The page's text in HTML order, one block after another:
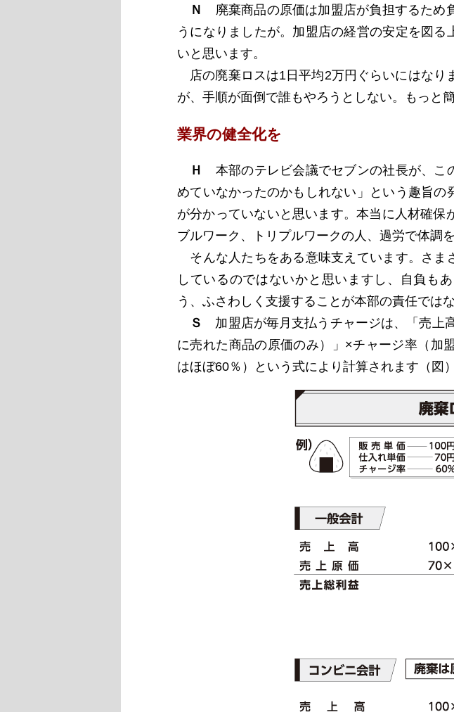
Ｎ
廃棄商品の原価は加盟店が負担するため
うになりましたが。加盟店の経営の安定を図
いと思います。
店の廃棄ロスは1日平均2万円ぐらいにはなり
が、手順が面倒で誰もやろうとしない。もっと
業界の健全化を
Ｈ
本部のテレビ会議でセブンの社長が、こ
めていなかったのかもしれない」という趣旨
が分かっていないと思います。本当に人材確
ブルワーク、トリプルワークの人、過労で体調
そんな人たちをある意味支えています。さま
しているのではないかと思いますし、自負も
う、ふさわしく支援することが本部の責任では
Ｓ
加盟店が毎月支払うチャージは、「売上
に売れた商品の原価のみ）」×チャージ率（加
はほぼ60％）という式により計算されます（図）